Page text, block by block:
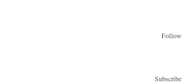
Follow
Subscribe